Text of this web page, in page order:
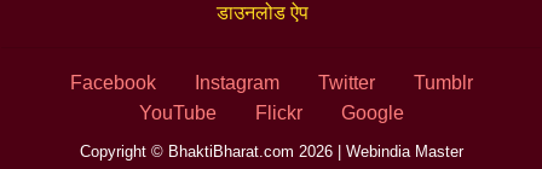
डाउनलोड ऐप
Facebook Instagram Twitter
Tumblr
YouTube
Flickr Google
Copyright © BhaktiBharat.com 2026 | Webindia Master